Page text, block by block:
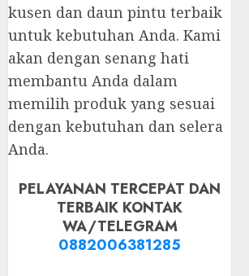
kusen dan daun pintu terbaik
untuk kebutuhan Anda. Kami
akan dengan senang hati
membantu Anda dalam
memilih produk yang sesuai
dengan kebutuhan dan selera
Anda.
PELAYANAN TERCEPAT DAN
TERBAIK KONTAK
WA/TELEGRAM
0882006381285